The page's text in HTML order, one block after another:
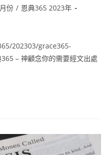
份 / 恩典365 2023年
202303/grace365-
– 神顧念你的需要經文出處